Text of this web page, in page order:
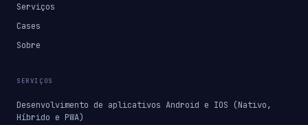
Serviços
Cases
Sobre
SERVIÇOS
Desenvolvimento de aplicativos Android e IOS (Nativo,
Híbrido e PWA)